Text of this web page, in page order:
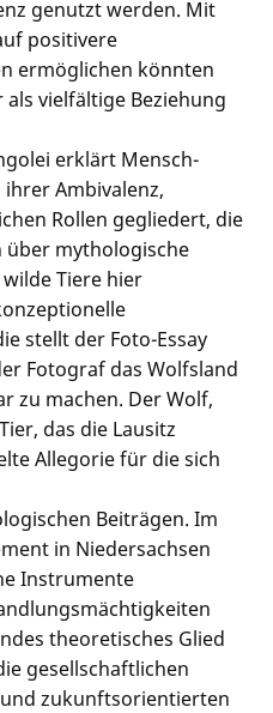
genutzt werden. Mit
positivere
ermöglichen könnten
vielfältige Beziehung
erklärt Mensch-
Ambivalenz,
Rollen gegliedert, die
über mythologische
Tiere hier
stellt der Foto-Essay
Fotograf das Wolfsland
zu machen. Der Wolf,
das die Lausitz
Allegorie für die sich
Beiträgen. Im
in Niedersachsen
Instrumente
theoretisches Glied
gesellschaftlichen
zukunftsorientierten